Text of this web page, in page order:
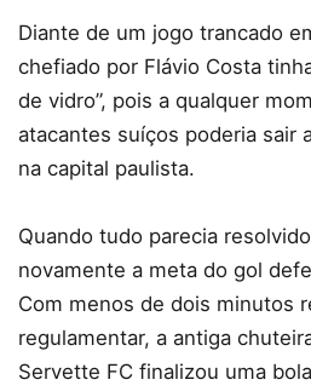
Diante de um jogo trancado
chefiado por Flávio Costa
de vidro”, pois a qualquer
atacantes suíços poderia sair
na capital paulista.
Quando tudo parecia
novamente a meta do gol
Com menos de dois minutos
regulamentar, a antiga
Servette FC finalizou uma